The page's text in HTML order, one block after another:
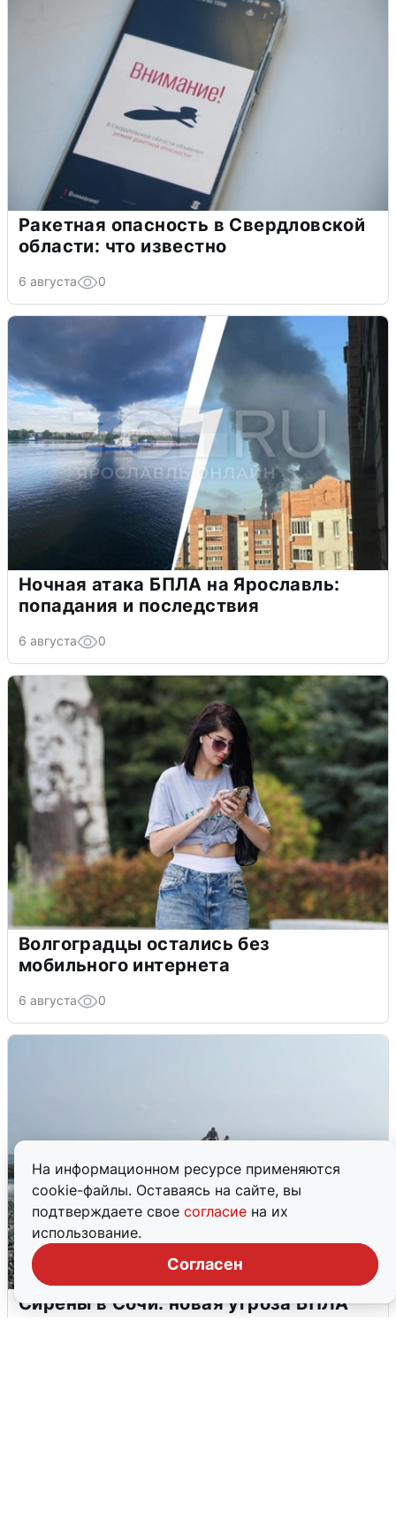
На информационном ресурсе применяются
cookie-файлы. Оставаясь на сайте, вы
подтверждаете свое согласие на их
использование.
Согласен
Ракетная опасность в Свердловской
области: что известно
6 августа 0
Ночная атака БПЛА на Ярославль:
попадания и последствия
6 августа 0
Волгоградцы остались без
мобильного интернета
6 августа 0
Сирены в Сочи: новая угроза БПЛА